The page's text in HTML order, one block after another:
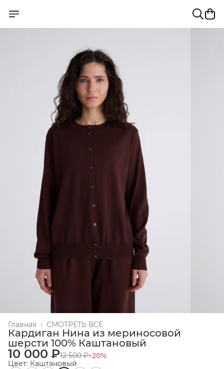
СМОТРЕТЬ ВСЕ
Главная ›
Кардиган Нина из мериносовой
шерсти 100% Каштановый
10 000 ₽12 500 ₽−20%
Цвет: Каштановый